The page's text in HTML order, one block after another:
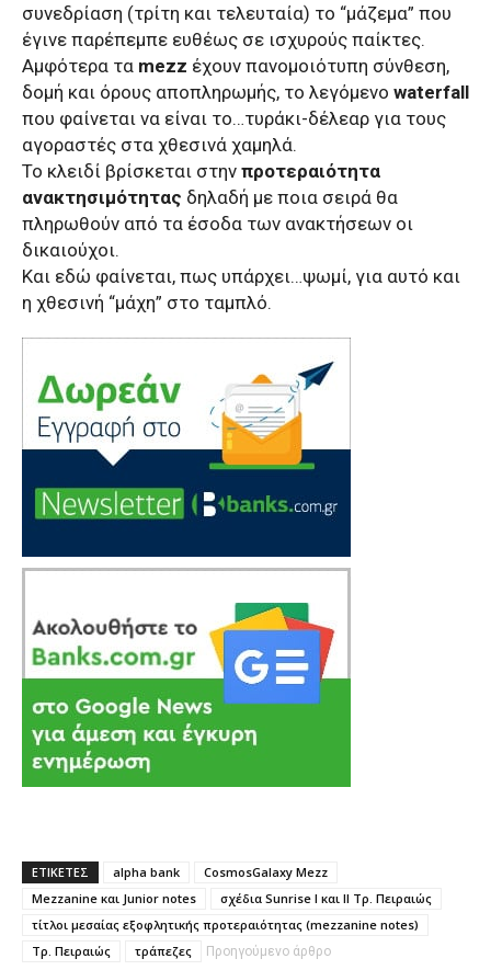
συνεδρίαση (τρίτη και τελευταία) το “μάζεμα” που
έγινε παρέπεμπε ευθέως σε ισχυρούς παίκτες.
Αμφότερα τα mezz έχουν πανομοιότυπη σύνθεση,
δομή και όρους αποπληρωμής, το λεγόμενο waterfall
που φαίνεται να είναι το…τυράκι-δέλεαρ για τους
αγοραστές στα χθεσινά χαμηλά.
Το κλειδί βρίσκεται στην προτεραιότητα
ανακτησιμότητας δηλαδή με ποια σειρά θα
πληρωθούν από τα έσοδα των ανακτήσεων οι
δικαιούχοι.
Και εδώ φαίνεται, πως υπάρχει…ψωμί, για αυτό και
η χθεσινή “μάχη” στο ταμπλό.
ΕΤΙΚΕΤΕΣ alpha bank
CosmosGalaxy Mezz
Mezzanine και Junior notes
σχέδια Sunrise I και ΙΙ Τρ. Πειραιώς
τίτλοι μεσαίας εξοφλητικής προτεραιότητας (mezzanine notes)
Τρ. Πειραιώς
τράπεζες Προηγούμενο άρθρο